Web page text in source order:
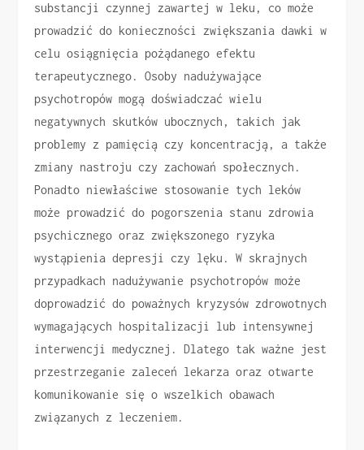
substancji czynnej zawartej w leku, co może
prowadzić do konieczności zwiększania dawki w
celu osiągnięcia pożądanego efektu
terapeutycznego. Osoby nadużywające
psychotropów mogą doświadczać wielu
negatywnych skutków ubocznych, takich jak
problemy z pamięcią czy koncentracją, a także
zmiany nastroju czy zachowań społecznych.
Ponadto niewłaściwe stosowanie tych leków
może prowadzić do pogorszenia stanu zdrowia
psychicznego oraz zwiększonego ryzyka
wystąpienia depresji czy lęku. W skrajnych
przypadkach nadużywanie psychotropów może
doprowadzić do poważnych kryzysów zdrowotnych
wymagających hospitalizacji lub intensywnej
interwencji medycznej. Dlatego tak ważne jest
przestrzeganie zaleceń lekarza oraz otwarte
komunikowanie się o wszelkich obawach
związanych z leczeniem.